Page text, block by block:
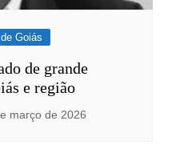
Goiás
de grande
e região
março de 2026